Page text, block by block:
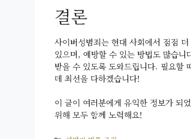
결론
사이버성범죄는 현대 사회에서 점점
있으며, 예방할 수 있는 방법도 많습
받을 수 있도록 도와드립니다. 필요할
데 최선을 다하겠습니다!
이 글이 여러분에게 유익한 정보가 되
위해 모두 함께 노력해요!